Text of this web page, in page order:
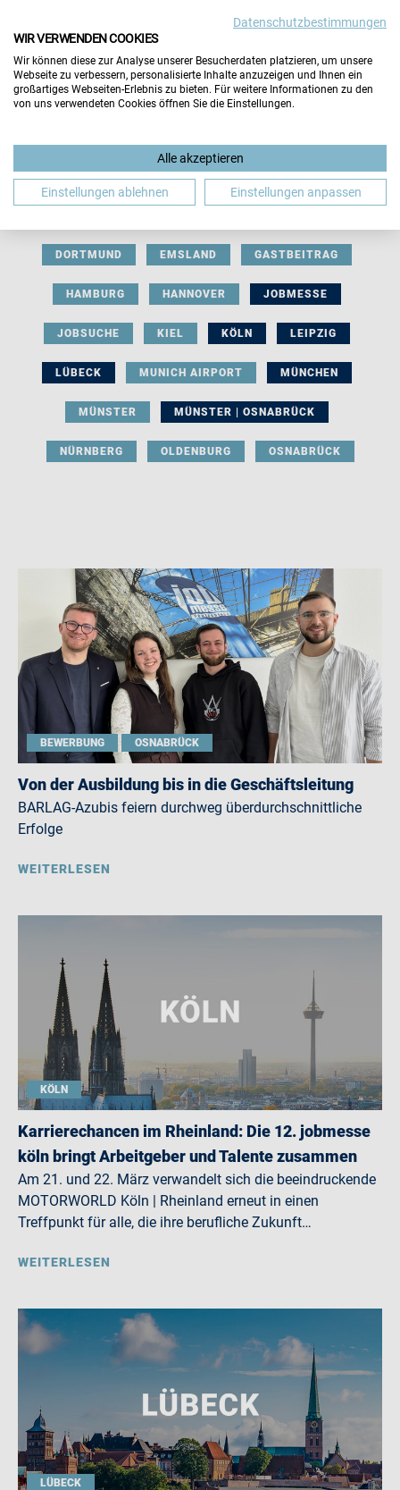
BERUFLICHE ORIENTIERUNG BEWERBUNG
DORTMUND EMSLAND GASTBEITRAG
HAMBURG HANNOVER JOBMESSE
JOBSUCHE KIEL KÖLN LEIPZIG
LÜBECK MUNICH AIRPORT MÜNCHEN
MÜNSTER MÜNSTER | OSNABRÜCK
NÜRNBERG OLDENBURG OSNABRÜCK
BEWERBUNG OSNABRÜCK
Von der Ausbildung bis in die Geschäftsleitung
BARLAG-Azubis feiern durchweg überdurchschnittliche
Erfolge
WEITERLESEN
KÖLN
Karrierechancen im Rheinland: Die 12. jobmesse
köln bringt Arbeitgeber und Talente zusammen
Am 21. und 22. März verwandelt sich die beeindruckende
MOTORWORLD Köln | Rheinland erneut in einen
Treffpunkt für alle, die ihre berufliche Zukunft…
WEITERLESEN
LÜBECK
Datenschutzbestimmungen
WIR VERWENDEN COOKIES
Wir können diese zur Analyse unserer Besucherdaten platzieren, um unsere
Webseite zu verbessern, personalisierte Inhalte anzuzeigen und Ihnen ein
großartiges Webseiten-Erlebnis zu bieten. Für weitere Informationen zu den
von uns verwendeten Cookies öffnen Sie die Einstellungen.
Alle akzeptieren
Einstellungen ablehnen Einstellungen anpassen